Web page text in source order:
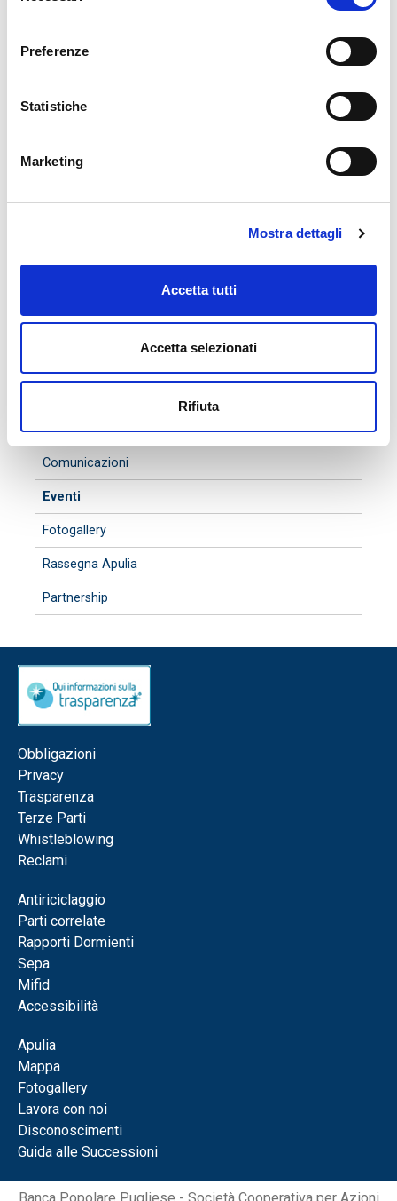
Preferenze
Statistiche
Marketing
Mostra dettagli
Accetta tutti
Accetta selezionati
Rifiuta
IN SEZIONE
Comunicazioni
Eventi
Fotogallery
Rassegna Apulia
Partnership
Obbligazioni
Privacy
Trasparenza
Terze Parti
Whistleblowing
Reclami
Antiriciclaggio
Parti correlate
Rapporti Dormienti
Sepa
Mifid
Accessibilità
Apulia
Mappa
Fotogallery
Lavora con noi
Disconoscimenti
Guida alle Successioni